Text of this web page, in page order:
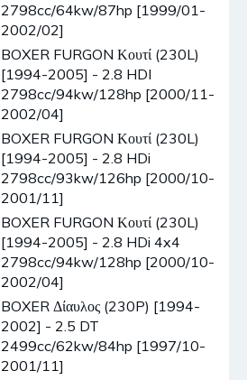
2798cc/64kw/87hp [1999/01-
2002/02]
BOXER FURGON Κουτί (230L)
[1994-2005] - 2.8 HDI
2798cc/94kw/128hp [2000/11-
2002/04]
BOXER FURGON Κουτί (230L)
[1994-2005] - 2.8 HDi
2798cc/93kw/126hp [2000/10-
2001/11]
BOXER FURGON Κουτί (230L)
[1994-2005] - 2.8 HDi 4x4
2798cc/94kw/128hp [2000/10-
2002/04]
BOXER Δίαυλος (230P) [1994-
2002] - 2.5 DT
2499cc/62kw/84hp [1997/10-
2001/11]